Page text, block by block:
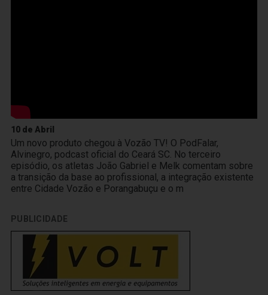
10 de Abril
Um novo produto chegou à Vozão TV! O PodFalar,
Alvinegro, podcast oficial do Ceará SC. No terceiro
episódio, os atletas João Gabriel e Melk comentam sobre
a transição da base ao profissional, a integração existente
entre Cidade Vozão e Porangabuçu e o m
PUBLICIDADE